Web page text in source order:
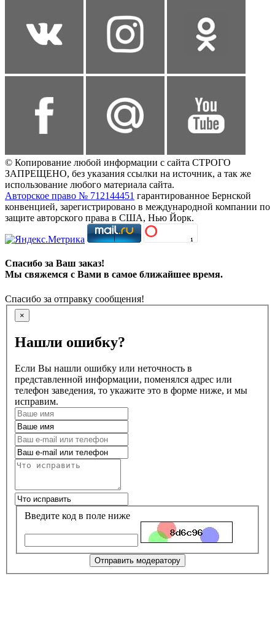
© Копирование любой информации с сайта СТРОГО
ЗАПРЕЩЕНО, без указания ссылки на источник, а так же
использование любого материала сайта.
Авторское право № 712144451 гарантированное Бернской
конвенцией, зарегистрировано в международной компании по
защите авторского права в США, Нью Йорк.
Спасибо за Ваш заказ!
Мы свяжемся с Вами в самое ближайшее время.
Спасибо за отправку сообщения!
×
Нашли ошибку?
Если Вы нашли ошибку или неточность в
представленной информации, поменялся адрес или
телефон заведения, то укажите это в форме ниже, и мы
исправим.
Введите код в поле ниже
Отправить модератору